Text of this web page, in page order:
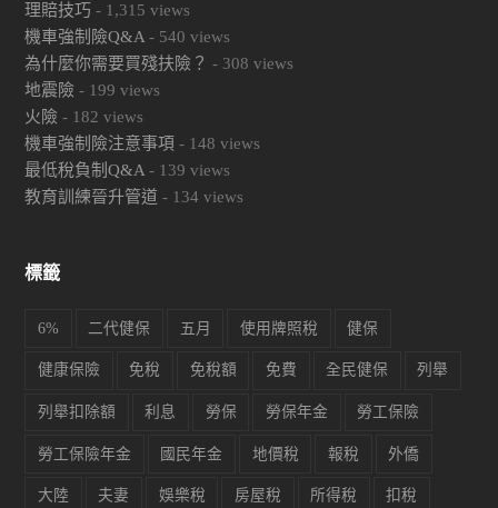
理賠技巧 - 1,315 views
機車強制險Q&A- 540 views
為什麼你需要買殘扶險？ - 308 views
地震險 - 199 views
火險 - 182 views
機車強制險注意事項 - 148 views
最低稅負制Q&A- 139 views
教育訓練晉升管道 - 134 views
標籤
6% 二代健保 五月 使用牌照稅 健保
健康保險 免稅 免稅額 免費 全民健保 列舉
列舉扣除額 利息 勞保 勞保年金 勞工保險
勞工保險年金 國民年金 地價稅 報稅 外僑
大陸 夫妻 娛樂稅 房屋稅 所得稅 扣稅